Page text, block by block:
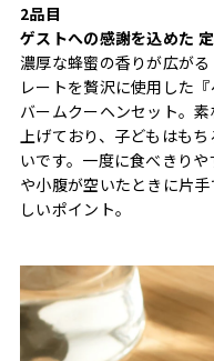
2品目
ゲストへの感謝を込めた
濃厚な蜂蜜の香りが広が
レートを贅沢に使用した
バームクーヘンセット。
上げており、子どもはも
いです。一度に食べきり
や小腹が空いたときに片
しいポイント。